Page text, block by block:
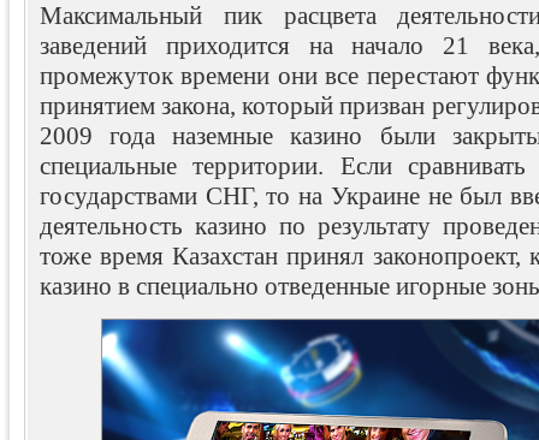
Максимальный пик расцвета
заведений приходится на начало 21
промежуток времени они все перестают
принятием закона, который призван
2009 года наземные казино были
специальные территории. Если
государствами СНГ, то на Украине не был
деятельность казино по результату
тоже время Казахстан принял законопроект,
казино в специально отведенные игорные